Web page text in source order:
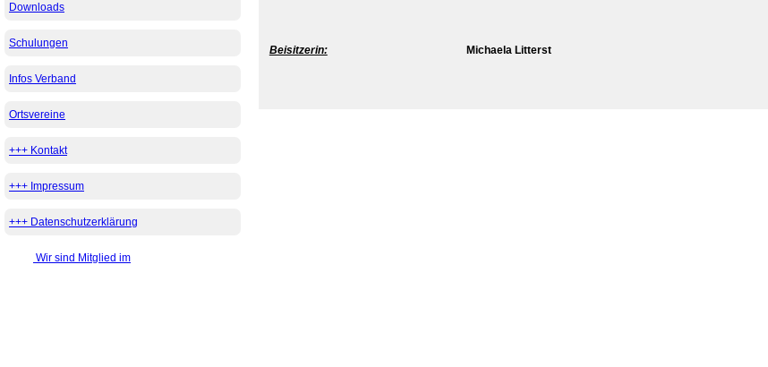
Downloads
Schulungen
Infos Verband
Ortsvereine
+++ Kontakt
+++ Impressum
+++ Datenschutzerklärung
Wir sind Mitglied im
Beisitzerin: Michaela Litterst